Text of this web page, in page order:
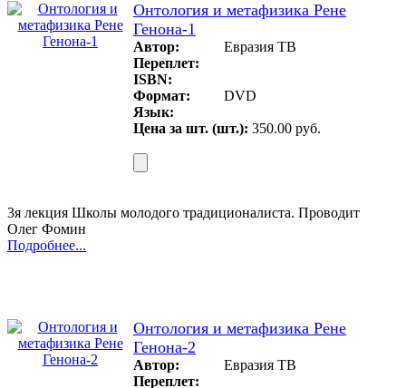
Онтология и метафизика Рене
Генона-1
Автор:
Евразия ТВ
Переплет:
ISBN:
Формат:
DVD
Язык:
Цена за шт. (шт.): 350.00 руб.
3я лекция Школы молодого традиционалиста. Проводит
Олег Фомин
Подробнее...
Онтология и метафизика Рене
Генона-2
Автор:
Евразия ТВ
Переплет: